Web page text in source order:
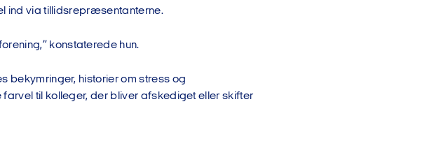
ind via tillidsrepræsentanterne.
konstaterede hun.
bekymringer, historier om stress og
til kolleger, der bliver afskediget eller skifter